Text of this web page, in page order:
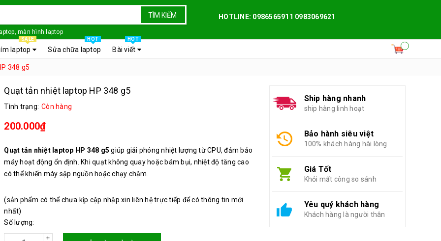
TÌM KIẾM
màn hình laptop
HOTLINE: 0986565911 0983069621
laptop
SALE
Sửa chữa laptop
HOT
Bài viết
HOT
348 g5
Quạt tản nhiệt laptop HP 348 g5
Tình trạng: Còn hàng
200.000₫
Quạt tản nhiệt laptop HP 348 g5 giúp giải phóng nhiệt lượng từ CPU, đảm bảo
máy hoạt động ổn định. Khi quạt không quay hoặc bám bụi, nhiệt độ tăng cao
có thể khiến máy sập nguồn hoặc chạy chậm.
(sản phẩm có thể chưa kịp cập nhập xin liên hệ trực tiếp để có thông tin mới
nhất)
Số lượng:
+
Ship hàng nhanh
ship hàng linh hoạt
Bảo hành siêu việt
100% khách hàng hài lòng
Giá Tốt
Khỏi mất công so sánh
Yêu quý khách hàng
Khách hàng là người thân